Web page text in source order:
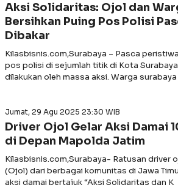
Aksi Solidaritas: Ojol dan
Bersihkan Puing Pos Polisi
Dibakar
Kilasbisnis.com,Surabaya – Pasca
pos polisi di sejumlah titik di Kota
dilakukan oleh massa aksi. Warga
Jumat, 29 Agu 2025 23:30 WIB
Driver Ojol Gelar Aksi Damai
di Depan Mapolda Jatim
Kilasbisnis.com,Surabaya- Ratusan driver
(Ojol) dari berbagai komunitas di Jawa
aksi damai bertajuk “Aksi Solidaritas dan K